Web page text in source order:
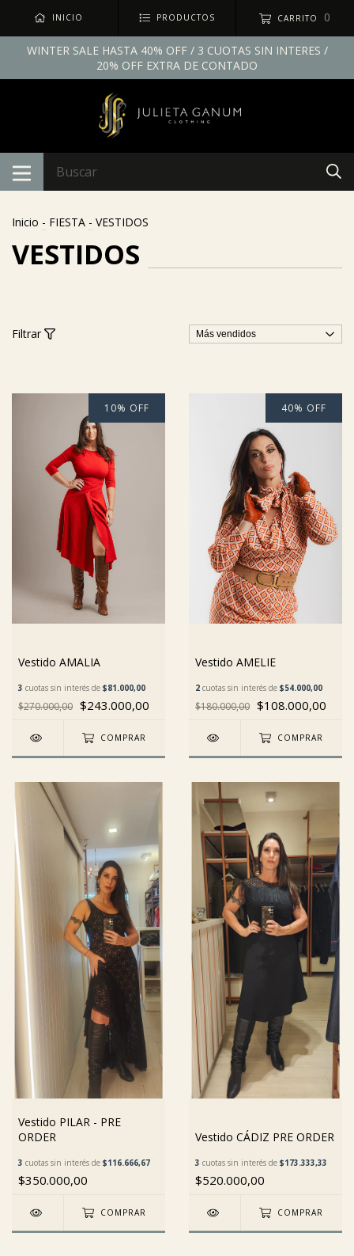
INICIO PRODUCTOS CARRITO 0
WINTER SALE HASTA 40% OFF / 3 CUOTAS SIN INTERES /
20% OFF EXTRA DE CONTADO
Inicio - FIESTA - VESTIDOS
VESTIDOS
Filtrar
10% OFF
Vestido AMALIA
3 cuotas sin interés de $81.000,00
$270.000,00 $243.000,00
COMPRAR
40% OFF
Vestido AMELIE
2 cuotas sin interés de $54.000,00
$180.000,00 $108.000,00
COMPRAR
Vestido PILAR - PRE
ORDER
3 cuotas sin interés de $116.666,67
$350.000,00
COMPRAR
Vestido CÁDIZ PRE ORDER
3 cuotas sin interés de $173.333,33
$520.000,00
COMPRAR